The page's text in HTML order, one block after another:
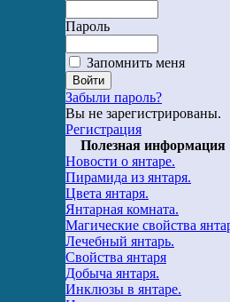
Пароль
Запомнить меня
Забыли пароль?
Вы не зарегистрированы.
Регистрация
Полезная информация
Новости о янтаре.
Пирамида из янтаря.
Цвета янтаря.
Янтарная комната.
Магические свойства
Лечебный янтарь.
Свойства янтаря
Добыча янтаря.
Инклюзы в янтаре.